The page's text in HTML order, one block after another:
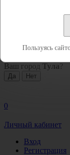
Посмотреть все
Ваш город Тула ?
0
Личный кабинет
Вход
Регистрация
Пользуясь